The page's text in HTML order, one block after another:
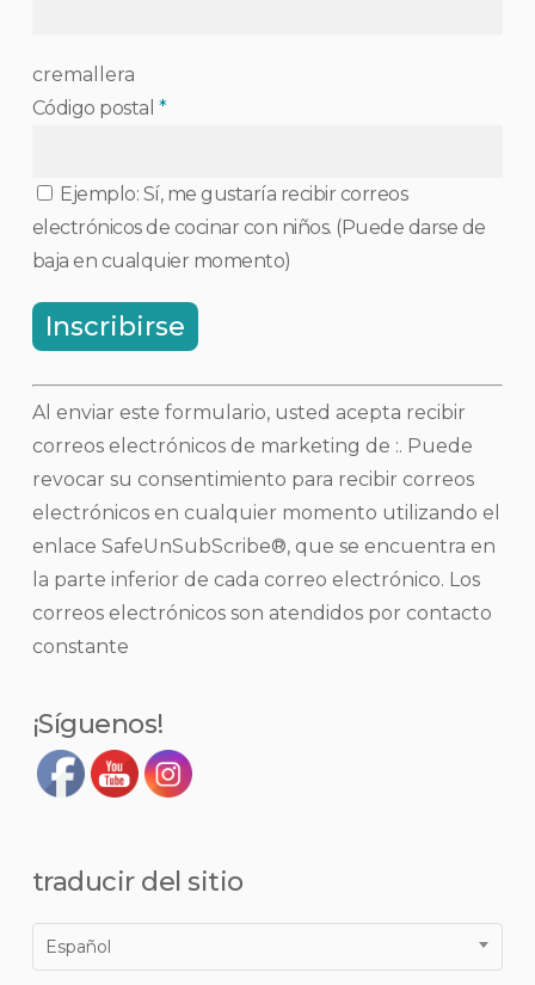
cremallera
Código postal *
Ejemplo: Sí, me gustaría recibir correos
electrónicos de cocinar con niños. (Puede darse de
baja en cualquier momento)
Uso
de
contacto
constante.
Por
favor,
deje
este
campo
blanco.
Al enviar este formulario, usted acepta recibir
correos electrónicos de marketing de :. Puede
revocar su consentimiento para recibir correos
electrónicos en cualquier momento utilizando el
enlace SafeUnSubScribe®, que se encuentra en
la parte inferior de cada correo electrónico. Los
correos electrónicos son atendidos por contacto
constante
¡Síguenos!
traducir del sitio
Español